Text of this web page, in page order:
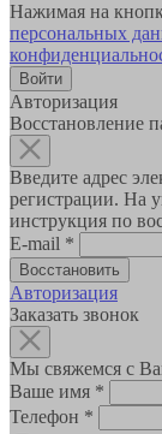
Нажимая на
персональных
Авторизация
Восстановление
Введите адрес
регистрации. На
инструкция по
E-mail *
Авторизация
Заказать звонок
Мы свяжемся с
Ваше имя *
Телефон *